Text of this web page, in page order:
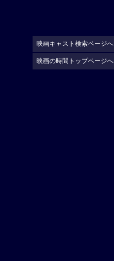
映画キャスト検索ページへ
映画の時間トップページへ